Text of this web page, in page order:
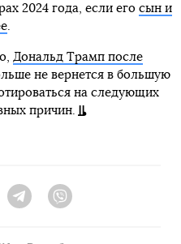
2024 года, если его сын и
.
Дональд Трамп после
не вернется в большую
на следующих
причин.
Telegram